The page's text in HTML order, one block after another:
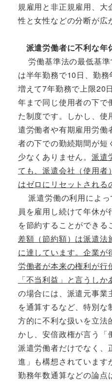
規雇用と非正規雇用、大
性と女性などの分断が広
派遣労働者に不利な年
労働基準法の最低基準
は半年勤務で10日、勤
増えて7年勤務で上限20
年まで同じ使用者の下で
た制度です。しかし、使
遣労働者や有期雇用労働
者の下での勤続期間が短
少なくありません。 派遣
ても、派遣会社（使用者
はゼロにリセットされる
派遣労働の利用によっ
員を雇用し続けて年休
を節約することができる
差額（節約額）は派遣
に達しています。企業が
労働者が本来の権利が行
「不当利益」と言うし
の場合には、派遣元事業
を通算するなど、特別
方的に不利な扱いを立法
かし、安倍政権が言う「
派遣労働者だけでなく、
進」も構想されています
勤務年数通算などの論点